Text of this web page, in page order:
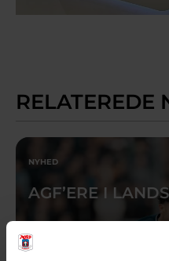
RELATEREDE
NYHED
AGF’ERE I